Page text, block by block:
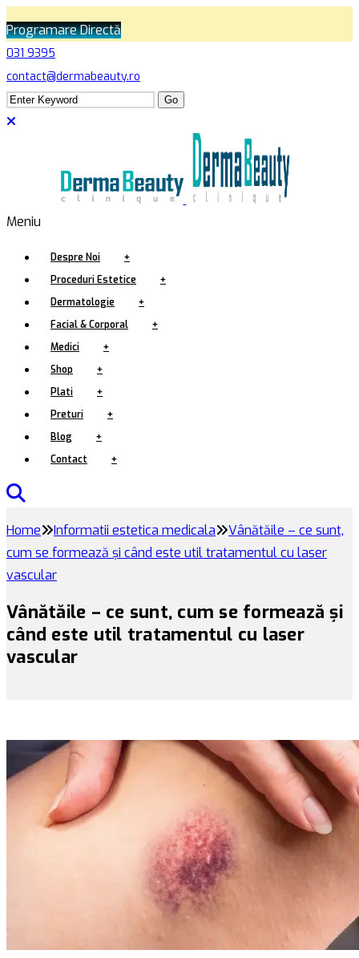
Programare Directă
031 9395
contact@dermabeauty.ro
Meniu
Despre Noi
+
Proceduri Estetice
+
Dermatologie
+
Facial & Corporal
+
Medici
+
Shop
+
Plati
+
Preturi
+
Blog
+
Contact
+
Home Informatii estetica medicala
Vânătăile – ce sunt,
cum se formează și când este util tratamentul cu laser
vascular
Vânătăile – ce sunt, cum se formează și
când este util tratamentul cu laser
vascular